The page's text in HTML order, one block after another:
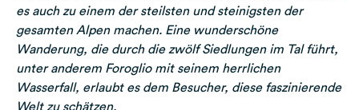
es auch zu einem der steilsten und steinigsten der
gesamten Alpen machen. Eine wunderschöne
Wanderung, die durch die zwölf Siedlungen im Tal führt,
unter anderem Foroglio mit seinem herrlichen
Wasserfall, erlaubt es dem Besucher, diese faszinierende
Welt zu schätzen.